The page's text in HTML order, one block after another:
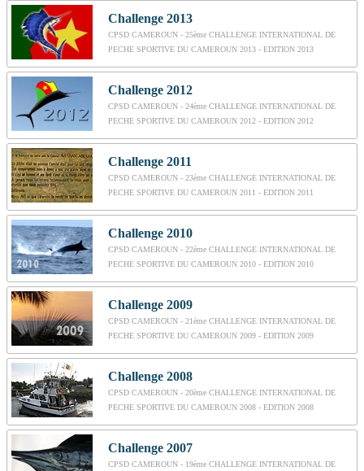
Challenge 2013
CPSD CAMEROUN - 25ème CHALLENGE INTERNATIONAL DE
PECHE SPORTIVE DU CAMEROUN 2013 - EDITION 2013
Challenge 2012
CPSD CAMEROUN - 24ème CHALLENGE INTERNATIONAL DE
PECHE SPORTIVE DU CAMEROUN 2012 - EDITION 2012
Challenge 2011
CPSD CAMEROUN - 23ème CHALLENGE INTERNATIONAL DE
PECHE SPORTIVE DU CAMEROUN 2011 - EDITION 2011
Challenge 2010
CPSD CAMEROUN - 22ème CHALLENGE INTERNATIONAL DE
PECHE SPORTIVE DU CAMEROUN 2010 - EDITION 2010
Challenge 2009
CPSD CAMEROUN - 21ème CHALLENGE INTERNATIONAL DE
PECHE SPORTIVE DU CAMEROUN 2009 - EDITION 2009
Challenge 2008
CPSD CAMEROUN - 20ème CHALLENGE INTERNATIONAL DE
PECHE SPORTIVE DU CAMEROUN 2008 - EDITION 2008
Challenge 2007
CPSD CAMEROUN - 19ème CHALLENGE INTERNATIONAL DE